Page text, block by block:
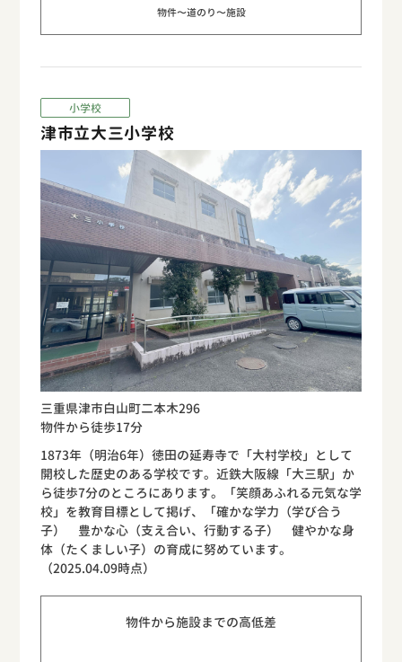
物件〜道のり〜施設
小学校
津市立大三小学校
三重県津市白山町二本木296
物件から徒歩17分
1873年（明治6年）徳田の延寿寺で「大村学校」として
開校した歴史のある学校です。近鉄大阪線「大三駅」か
ら徒歩7分のところにあります。「笑顔あふれる元気な学
校」を教育目標として掲げ、「確かな学力（学び合う
子） 豊かな心（支え合い、行動する子） 健やかな身
体（たくましい子）の育成に努めています。
（2025.04.09時点）
物件から施設までの高低差